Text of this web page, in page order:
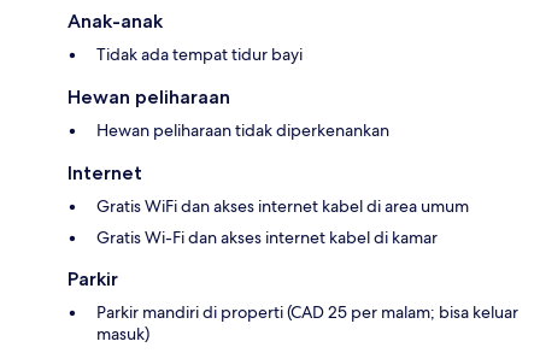
Anak-anak
Tidak ada tempat tidur bayi
Hewan peliharaan
Hewan peliharaan tidak diperkenankan
Internet
Gratis WiFi dan akses internet kabel di area umum
Gratis Wi-Fi dan akses internet kabel di kamar
Parkir
Parkir mandiri di properti (CAD 25 per malam; bisa keluar
masuk)